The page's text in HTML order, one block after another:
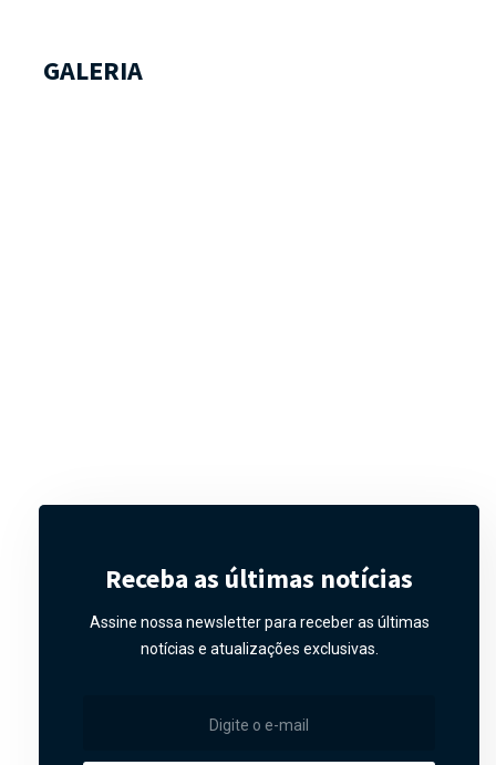
GALERIA
Receba as últimas notícias
Assine nossa newsletter para receber as últimas
notícias e atualizações exclusivas.